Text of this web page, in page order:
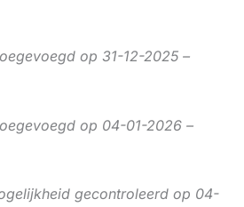
op 31-12-2025 –
op 04-01-2026 –
gecontroleerd op 04-